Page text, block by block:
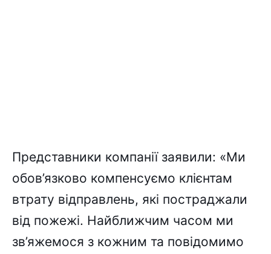
Представники компанії заявили: «Ми
обов’язково компенсуємо клієнтам
втрату відправлень, які постраджали
від пожежі. Найближчим часом ми
зв’яжемося з кожним та повідомимо